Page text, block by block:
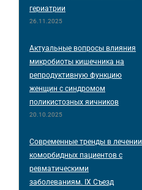
гериатрии
26.11.2025
Актуальные вопросы влияния
микробиоты кишечника на
репродуктивную функцию
женщин с синдромом
поликистозных яичников
20.10.2025
Современные тренды в лечении
коморбидных пациентов с
ревматическими
заболеваниям. IX Съезд